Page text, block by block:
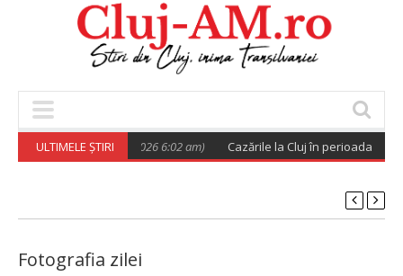
ULTIMELE ȘTIRI
European (August 6, 2026 6:02 am) Cazările la Cluj în perioada
Fotografia zilei